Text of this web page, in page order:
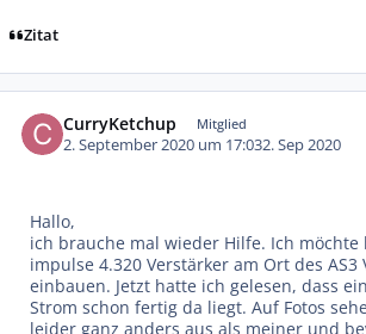
Zitat
CurryKetchup Mitglied
2. September 2020 um 17:032. Sep 2020
Hallo,
ich brauche mal wieder Hilfe. Ich
impulse 4.320 Verstärker am Ort des AS3
einbauen. Jetzt hatte ich gelesen, dass
Strom schon fertig da liegt. Auf Fotos
leider ganz anders aus als meiner und